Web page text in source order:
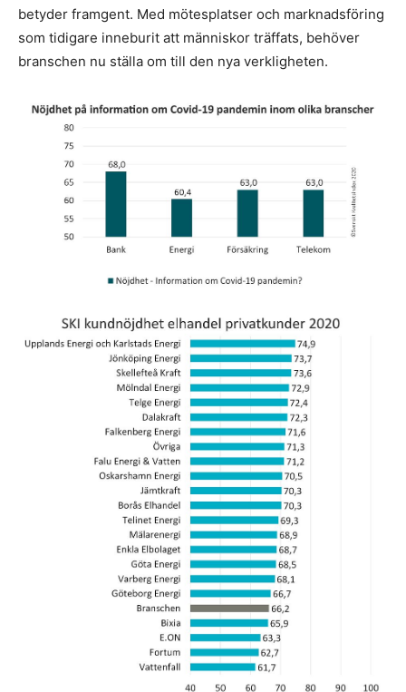
betyder framgent. Med mötesplatser och marknadsföring
som tidigare inneburit att människor träffats, behöver
branschen nu ställa om till den nya verkligheten.